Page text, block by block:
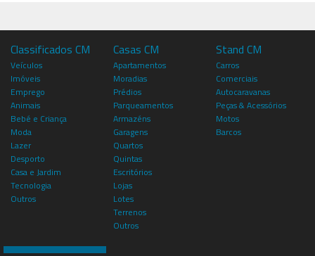
Classificados CM
Veículos
Imóveis
Emprego
Animais
Bebé e Criança
Moda
Lazer
Desporto
Casa e Jardim
Tecnologia
Outros
Casas CM
Apartamentos
Moradias
Prédios
Parqueamentos
Armazéns
Garagens
Quartos
Quintas
Escritórios
Lojas
Lotes
Terrenos
Outros
Stand CM
Carros
Comerciais
Autocaravanas
Peças & Acessórios
Motos
Barcos